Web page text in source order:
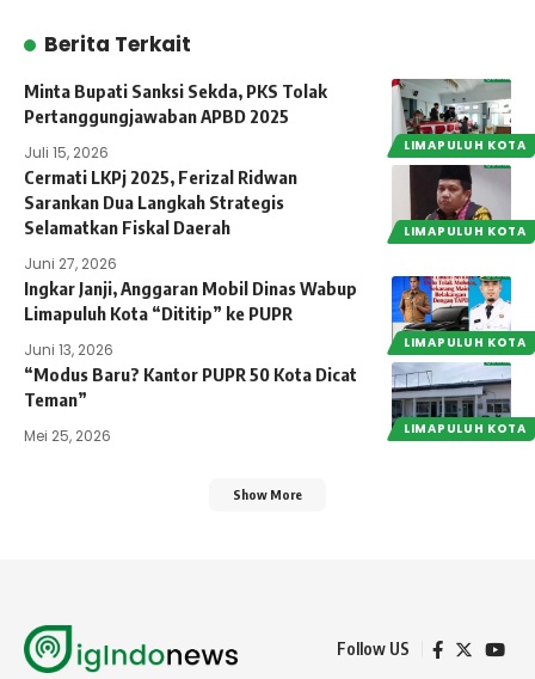
Berita Terkait
LIMAPULUH KOTA
Minta Bupati Sanksi Sekda, PKS Tolak
Pertanggungjawaban APBD 2025
Juli 15, 2026
LIMAPULUH KOTA
Cermati LKPj 2025, Ferizal Ridwan
Sarankan Dua Langkah Strategis
Selamatkan Fiskal Daerah
Juni 27, 2026
LIMAPULUH KOTA
Ingkar Janji, Anggaran Mobil Dinas Wabup
Limapuluh Kota “Dititip” ke PUPR
Juni 13, 2026
LIMAPULUH KOTA
“Modus Baru? Kantor PUPR 50 Kota Dicat
Teman”
Mei 25, 2026
Show More
Follow US